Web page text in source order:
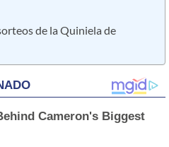
de la Quiniela de